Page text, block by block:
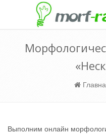
Выполним онлайн